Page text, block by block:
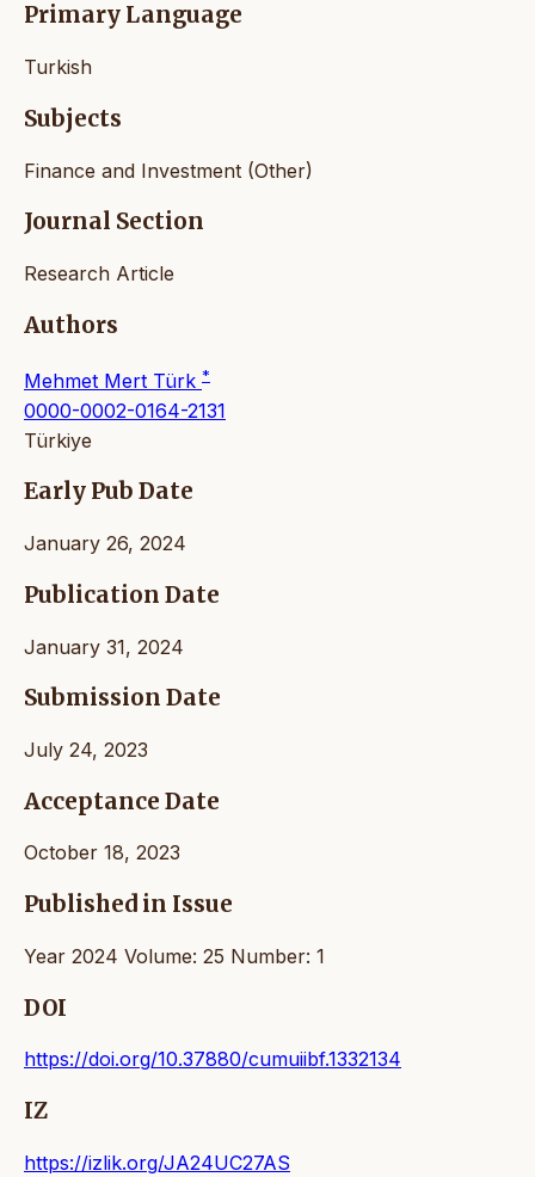
Primary Language
Turkish
Subjects
Finance and Investment (Other)
Journal Section
Research Article
Authors
Mehmet Mert Türk *
0000-0002-0164-2131
Türkiye
Early Pub Date
January 26, 2024
Publication Date
January 31, 2024
Submission Date
July 24, 2023
Acceptance Date
October 18, 2023
Published in Issue
Year 2024 Volume: 25 Number: 1
DOI
https://doi.org/10.37880/cumuiibf.1332134
IZ
https://izlik.org/JA24UC27AS